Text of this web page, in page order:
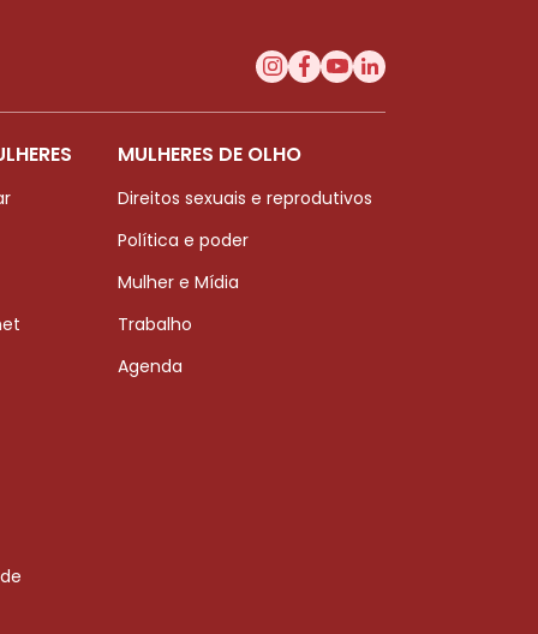
MULHERES DE OLHO
Direitos sexuais e reprodutivos
Política e poder
Mulher e Mídia
Trabalho
Agenda